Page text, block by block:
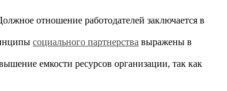
отношение работодателей заключается в
социального партнерства выражены в
емкости ресурсов организации, так как